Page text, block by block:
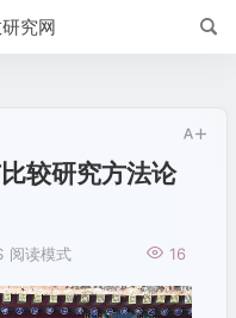
究网
较研究方法论
16
阅读模式